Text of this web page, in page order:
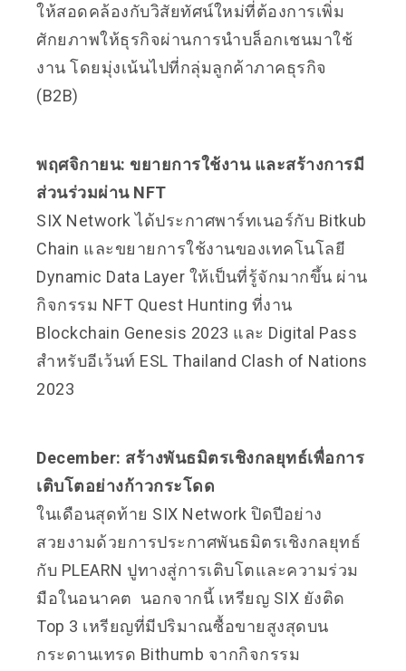
ให้สอดคล้องกับวิสัยทัศน์ใหม่ที่ต้องการเพิ่ม
ศักยภาพให้ธุรกิจผ่านการนำบล็อกเชนมาใช้
งาน โดยมุ่งเน้นไปที่กลุ่มลูกค้าภาคธุรกิจ
(B2B)
พฤศจิกายน: ขยายการใช้งาน และสร้างการมี
ส่วนร่วมผ่าน NFT
SIX Network ได้ประกาศพาร์ทเนอร์กับ Bitkub
Chain และขยายการใช้งานของเทคโนโลยี
Dynamic Data Layer ให้เป็นที่รู้จักมากขึ้น ผ่าน
กิจกรรม NFT Quest Hunting ที่งาน
Blockchain Genesis 2023 และ Digital Pass
สำหรับอีเว้นท์ ESL Thailand Clash of Nations
2023
December: สร้างพันธมิตรเชิงกลยุทธ์เพื่อการ
เติบโตอย่างก้าวกระโดด
ในเดือนสุดท้าย SIX Network ปิดปีอย่าง
สวยงามด้วยการประกาศพันธมิตรเชิงกลยุทธ์
กับ PLEARN ปูทางสู่การเติบโตและความร่วม
มือในอนาคต นอกจากนี้ เหรียญ SIX ยังติด
Top 3 เหรียญที่มีปริมาณซื้อขายสูงสุดบน
กระดานเทรด Bithumb จากกิจกรรม